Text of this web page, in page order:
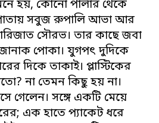
হয়, কোনো পার্লার থেকে
সবুজ রুপালি আভা আর
সৌরভ। তার কাছে জবা
পোকা। যুগপৎ দুদিকে
দিকে তাকাই। প্লাস্টিকের
না তেমন কিছু হয় না।
গেলেন। সঙ্গে একটি মেয়ে
এক হাতে প্যাকেট ধরে